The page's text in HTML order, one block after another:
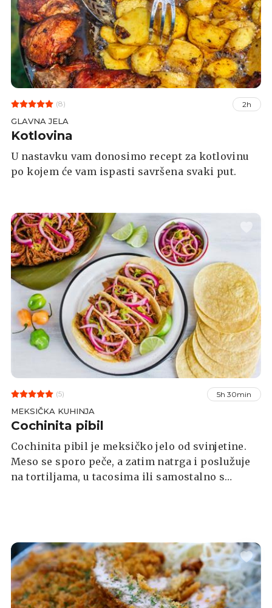
(8) 2h
GLAVNA JELA
Kotlovina
U nastavku vam donosimo recept za kotlovinu
po kojem će vam ispasti savršena svaki put.
(5) 5h 30min
MEKSIČKA KUHINJA
Cochinita pibil
Cochinita pibil je meksičko jelo od svinjetine.
Meso se sporo peče, a zatim natrga i poslužuje
na tortiljama, u tacosima ili samostalno s